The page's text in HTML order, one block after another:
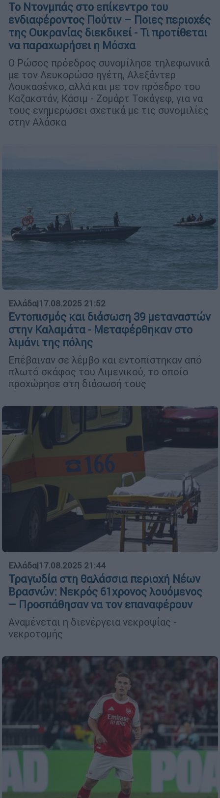
Το Ντονμπάς στο επίκεντρο του
ενδιαφέροντος Πούτιν – Ποιες περιοχές
της Ουκρανίας διεκδικεί - Τι προτίθεται
να παραχωρήσει η Μόσχα
O Ρώσος πρόεδρος συνομίλησε τηλεφωνικά
με τον Λευκορώσο ηγέτη, Αλεξάντερ
Λουκασένκο, αλλά και με τον πρόεδρο του
Καζακστάν, Κάσιμ - Ζομάρτ Τοκάγεφ, για να
τους ενημερώσει σχετικά με τις συνομιλίες
στην Αλάσκα
Ελλάδα|17.08.2025 21:52
Εντοπισμός και διάσωση 39 μεταναστών
στην Καλαμάτα - Μεταφέρθηκαν στο
λιμάνι της πόλης
Επέβαιναν σε λέμβο και εντοπίστηκαν από
πλωτό σκάφος του Λιμενικού, το οποίο
προχώρησε στη διάσωσή τους
Ελλάδα|17.08.2025 21:44
Τραγωδία στη θαλάσσια περιοχή Νέων
Βρασνών: Νεκρός 61χρονος λουόμενος
– Προσπάθησαν να τον επαναφέρουν
Αναμένεται η διενέργεια νεκροψίας -
νεκροτομής